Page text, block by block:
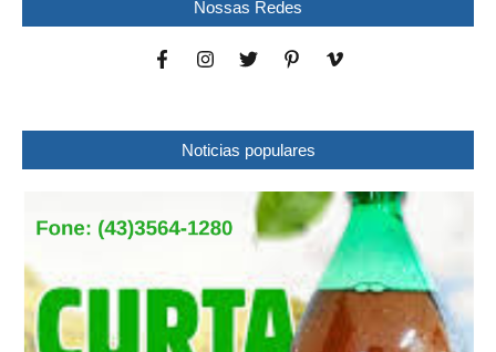
Nossas Redes
Noticias populares